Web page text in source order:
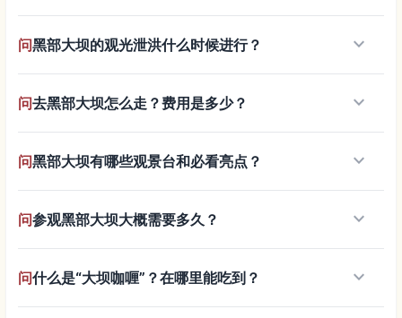
问黑部大坝的观光泄洪什么时候进行？ keyboard_arrow_down
问去黑部大坝怎么走？费用是多少？ keyboard_arrow_down
问黑部大坝有哪些观景台和必看亮点？ keyboard_arrow_down
问参观黑部大坝大概需要多久？ keyboard_arrow_down
问什么是“大坝咖喱”？在哪里能吃到？ keyboard_arrow_down